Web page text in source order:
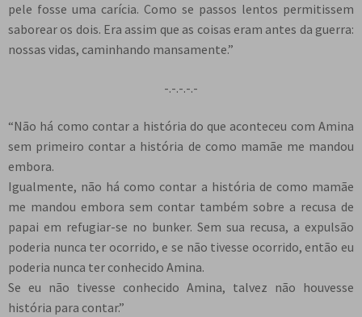
pele fosse uma carícia. Como se passos lentos permitissem
saborear os dois. Era assim que as coisas eram antes da guerra:
nossas vidas, caminhando mansamente.”
-.-.-.-.-
“Não há como contar a história do que aconteceu com Amina
sem primeiro contar a história de como mamãe me mandou
embora.
Igualmente, não há como contar a história de como mamãe
me mandou embora sem contar também sobre a recusa de
papai em refugiar-se no bunker. Sem sua recusa, a expulsão
poderia nunca ter ocorrido, e se não tivesse ocorrido, então eu
poderia nunca ter conhecido Amina.
Se eu não tivesse conhecido Amina, talvez não houvesse
história para contar.”